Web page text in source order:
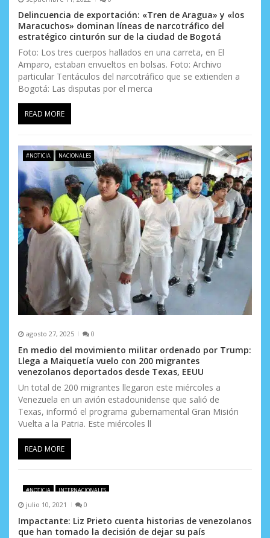
Delincuencia de exportación: «Tren de Aragua» y «los
Maracuchos» dominan líneas de narcotráfico del
estratégico cinturón sur de la ciudad de Bogotá
Foto: Los tres cuerpos hallados en una carreta, en El
Amparo, estaban envueltos en bolsas. Foto: Archivo
particular Tentáculos del narcotráfico que se extienden a
Bogotá: Las disputas por el merca
READ MORE
#NOTICIA NACIONALES
agosto 27, 2025 0
En medio del movimiento militar ordenado por Trump:
Llega a Maiquetía vuelo con 200 migrantes
venezolanos deportados desde Texas, EEUU
Un total de 200 migrantes llegaron este miércoles a
Venezuela en un avión estadounidense que salió de
Texas, informó el programa gubernamental Gran Misión
Vuelta a la Patria. Este miércoles ll
READ MORE
#NOTICIA INTERNACIONALES
julio 10, 2021 0
Impactante: Liz Prieto cuenta historias de venezolanos
que han tomado la decisión de dejar su país